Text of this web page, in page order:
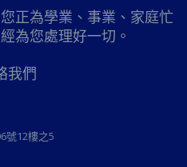
正為學業、事業、家庭忙
為您處理好一切。
我們
號12樓之5